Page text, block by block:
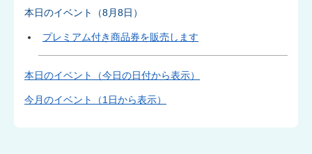
本日のイベント（8月8日）
プレミアム付き商品券を販売します
本日のイベント（今日の日付から表示）
今月のイベント（1日から表示）